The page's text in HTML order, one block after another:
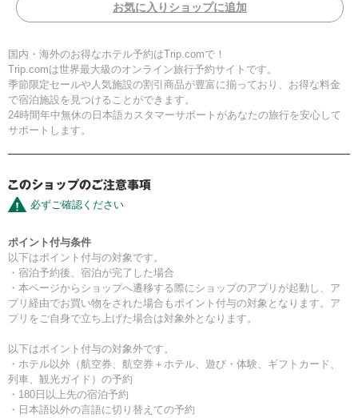
お気に入りショップに追加
国内・海外のお得なホテル予約はTrip.comで！
Trip.comは世界最大級のオンライン旅行予約サイトです。
季節限定セールや人気施設の割引商品が豊富に揃っており、お得な料金
で宿泊施設を見つけることができます。
24時間年中無休の日本語カスタマーサポートがあなたの旅行を安心して
サポートします。
必ずご確認ください
ポイント付与条件
以下はポイント付与の対象です。
・宿泊予約後、宿泊が完了した場合
・本ページからショップへ遷移する際にショップのアプリが起動し、ア
プリ経由でお買い物をされた場合もポイント付与の対象となります。ア
プリをご自身で立ち上げた場合は対象外となります。
以下はポイント付与の対象外です。
・ホテル以外（航空券、航空券＋ホテル、遊び・体験、ギフトカード、
列車、観光ガイド）の予約
・180日以上先の宿泊予約
・日本語以外の言語に切り替えての予約